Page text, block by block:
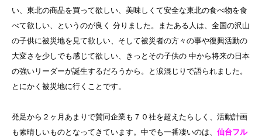
い、東北の商品を買って欲しい、美味しくて安全な東北の食べ物を食
べて欲しい、というのが良く 分りました。またある人は、全国の沢山
の子供に被災地を見て欲しい、そして被災者の方々の事や復興活動の
大変さを少しでも感じて欲しい、きっとその子供の 中から将来の日本
の強いリーダーが誕生するだろうから。と涙混じりで語られました。
とにかく被災地に行くことです。
発足から２ヶ月あまりで賛同企業も７０社を超えたらしく、活動計画
も素晴しいものとなってきています。中でも一番凄いのは、 仙台フル